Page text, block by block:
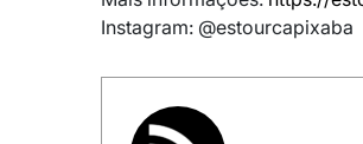
Instagram: @estourcapixaba